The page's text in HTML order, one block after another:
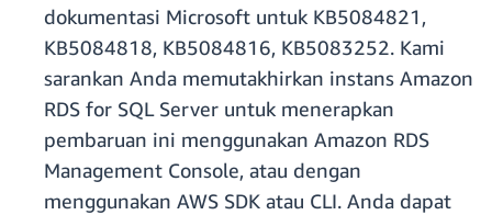
dokumentasi Microsoft untuk KB5084821,
KB5084818, KB5084816, KB5083252. Kami
sarankan Anda memutakhirkan instans Amazon
RDS for SQL Server untuk menerapkan
pembaruan ini menggunakan Amazon RDS
Management Console, atau dengan
menggunakan AWS SDK atau CLI. Anda dapat